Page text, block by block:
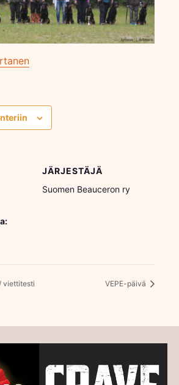
JÄRJESTÄJÄ
Suomen Beauceron ry
viettitesti VEPE-päivä